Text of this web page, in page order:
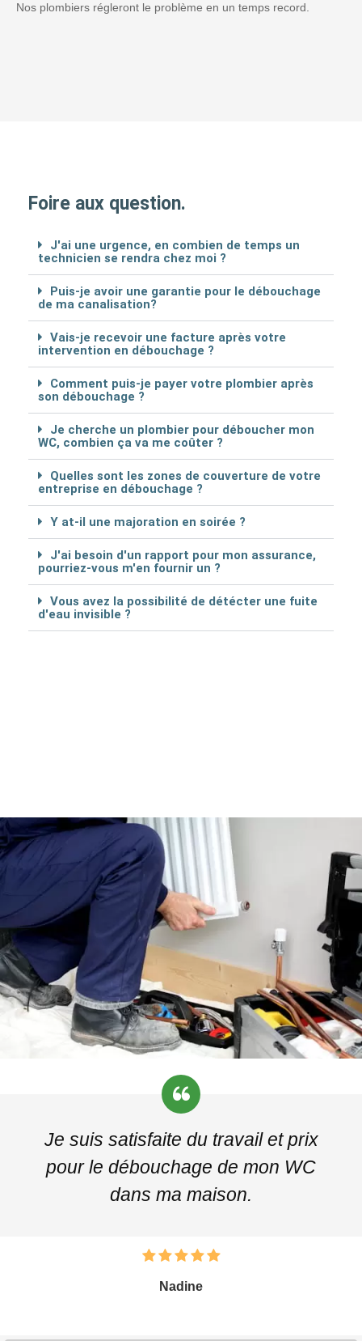
Nos plombiers régleront le problème en un temps record.
Foire aux question.
J'ai une urgence, en combien de temps un
technicien se rendra chez moi ?
Puis-je avoir une garantie pour le débouchage
de ma canalisation?
Vais-je recevoir une facture après votre
intervention en débouchage ?
Comment puis-je payer votre plombier après
son débouchage ?
Je cherche un plombier pour déboucher mon
WC, combien ça va me coûter ?
Quelles sont les zones de couverture de votre
entreprise en débouchage ?
Y at-il une majoration en soirée ?
J'ai besoin d'un rapport pour mon assurance,
pourriez-vous m'en fournir un ?
Vous avez la possibilité de détécter une fuite
d'eau invisible ?
Je suis satisfaite du travail et prix
pour le débouchage de mon WC
dans ma maison.
Nadine